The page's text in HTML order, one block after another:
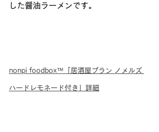
した醤油ラーメンです。
nonpi foodbox™「居酒屋プラン ノメルズ
ハードレモネード付き」詳細